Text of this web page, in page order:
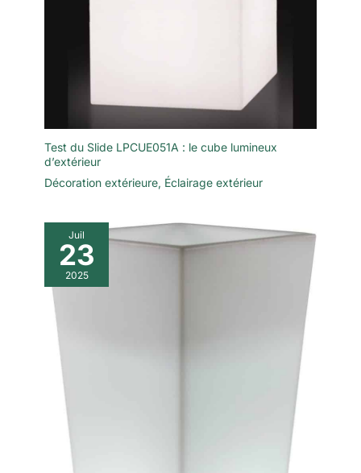
Test du Slide LPCUE051A : le cube lumineux
d’extérieur
Décoration extérieure, Éclairage extérieur
Juil
23
2025